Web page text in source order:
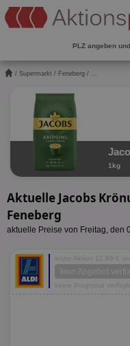
PLZ angeben
/ Supermarkt / Feneberg / ...
1kg
Aktuelle Jacobs
Feneberg
aktuelle Preise von Freitag, den
letzte Aktion 12,99 €
kein Angebot
keine Prognose